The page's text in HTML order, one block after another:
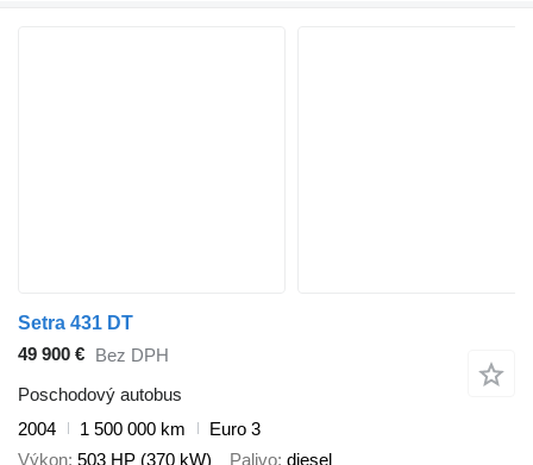
Setra 431 DT
49 900 € Bez DPH
Poschodový autobus
2004
1 500 000 km
Euro 3
Výkon 503 HP (370 kW) Palivo diesel